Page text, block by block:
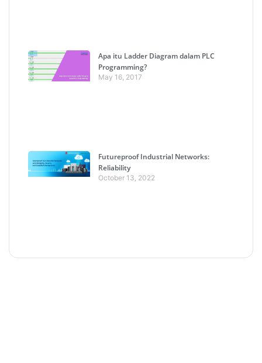
Apa itu Ladder Diagram dalam PLC
Programming?
May 16, 2017
Futureproof Industrial Networks:
Reliability
October 13, 2022